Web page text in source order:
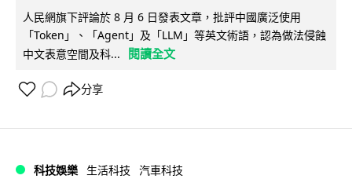
人民網旗下評論於 8 月 6 日發表文章，批評中國廣泛使用
「Token」、「Agent」及「LLM」等英文術語，認為做法侵蝕
中文表意空間及科...
閱讀全文
分享
科技娛樂 生活科技 汽車科技